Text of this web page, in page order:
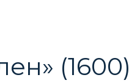
(1600)